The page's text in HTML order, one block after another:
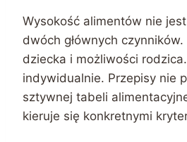
Wysokość alimentów nie
dwóch głównych
dziecka i możliwości
indywidualnie. Przepisy nie
sztywnej tabeli
kieruje się konkretnymi